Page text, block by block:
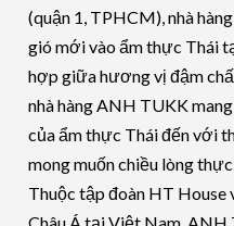
(quận 1, TPHCM), nhà
gió mới vào ẩm thực Thái
hợp giữa hương vị đậm
nhà hàng ANH TUKK
của ẩm thực Thái đến với
mong muốn chiều lòng
Thuộc tập đoàn HT